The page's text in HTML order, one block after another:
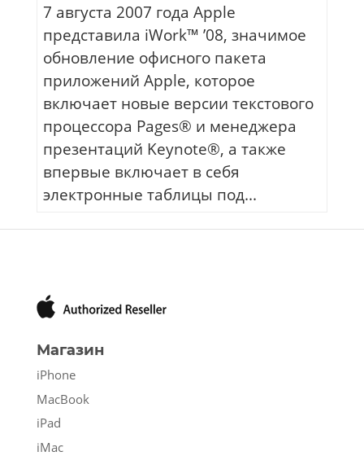
7 августа 2007 года Apple
представила iWork™ ’08, значимое
обновление офисного пакета
приложений Apple, которое
включает новые версии текстового
процессора Pages® и менеджера
презентаций Keynote®, а также
впервые включает в себя
электронные таблицы под...
Магазин
iPhone
MacBook
iPad
iMac